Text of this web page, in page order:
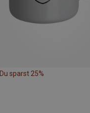
Du sparst 25%